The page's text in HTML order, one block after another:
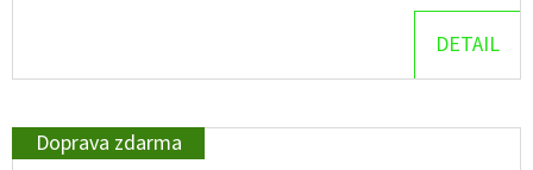
DETAIL
Doprava zdarma